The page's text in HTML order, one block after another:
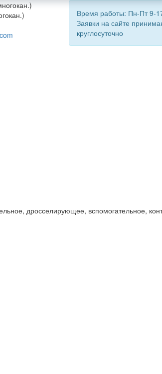
Время работы: Пн-Пт 9-
Заявки на сайте
круглосуточно
дросселирующее, вспомогательное,